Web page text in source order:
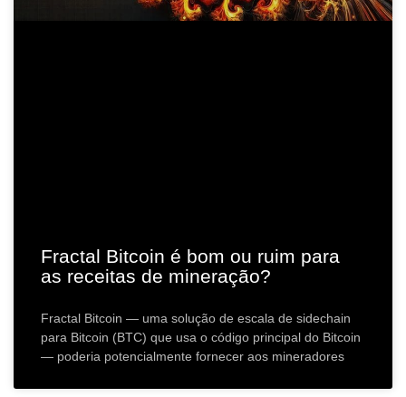
Fractal Bitcoin é bom ou ruim para
as receitas de mineração?
Fractal Bitcoin — uma solução de escala de sidechain
para Bitcoin (BTC) que usa o código principal do Bitcoin
— poderia potencialmente fornecer aos mineradores